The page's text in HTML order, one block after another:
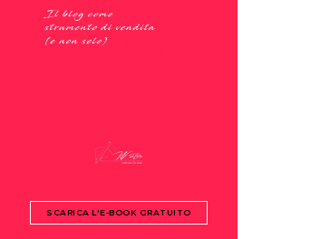
SCARICA L'E-BOOK GRATUITO